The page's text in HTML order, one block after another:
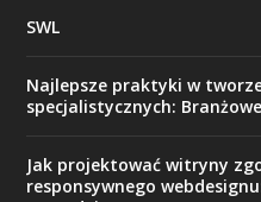
SWL
Najlepsze praktyki w
specjalistycznych:
Jak projektować witryny
responsywnego